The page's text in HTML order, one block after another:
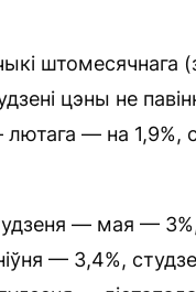
штомесячнага
цэны не
— на 1,9%,
— мая —
— 3,4%,